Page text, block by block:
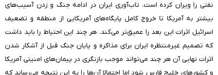
نفتی را ویران کرده است. تاب‌آوری ایران در ادامه جنگ و زدن آسیب‌های
بیشتر به آمریکا تا خروج کامل پایگاه‌های آمریکایی از منطقه و تضعیف
اسرائیل اثرات این بعد را عمیق‌تر می‌کند. هر چند این احتیاط را باید داشت
که تصمیم غیرمنتظره ایران برای مذاکره و پایان جنگ قبل از آشکار شدن
اثرات نهایی آن هر چند می‌تواند موجب بازنگری در پیمان‌های امنیتی آمریکا
و کشورهای خلیج فارس شود اما احتمالا آن‌ها را به این نتیجه می‌رساند که